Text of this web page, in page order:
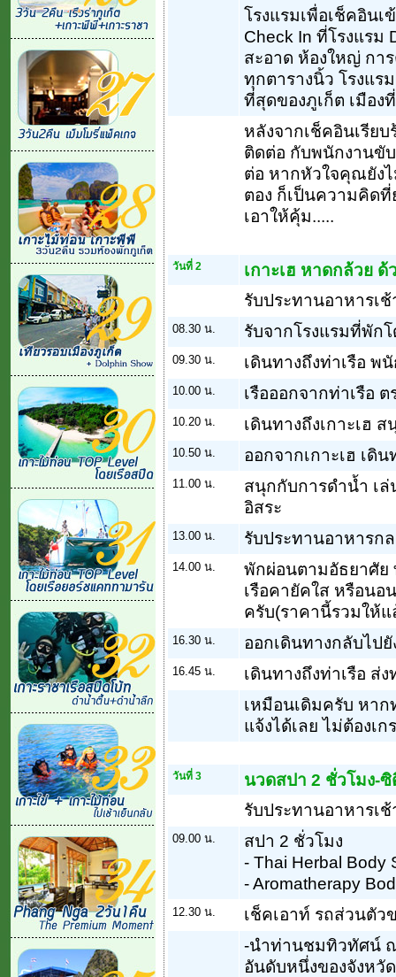
โรงแรมเพื่อเช็คอินเ
Check In ที่โรงแรม
สะอาด ห้องใหญ่ กา
ทุกตารางนิ้ว โรงแร
ที่สุดของภูเก็ต เมือง
หลังจากเช็คอินเรีย
ติดต่อ กับพนักงานขับ
ต่อ หากหัวใจคุณยัง
ตอง ก็เป็นความคิด
เอาให้คุ้ม.....
วันที่ 2
เกาะเฮ หาดกล้วย ด้
รับประทานอาหารเ
08.30 น. รับจากโรงแรมที่พัก
09.30 น. เดินทางถึงท่าเรือ พ
10.00 น. เรือออกจากท่าเรือ ต
10.20 น. เดินทางถึงเกาะเฮ
10.50 น. ออกจากเกาะเฮ เดิ
11.00 น.
สนุกกับการดำน้ำ เล่
อิสระ
13.00 น. รับประทานอาหารก
14.00 น.
พักผ่อนตามอัธยาศัย
เรือคายัคใส หรือนอ
ครับ(ราคานี้รวมให้แ
16.30 น. ออกเดินทางกลับไปยั
16.45 น.
เดินทางถึงท่าเรือ ส่
เหมือนเดิมครับ หา
แจ้งได้เลย ไม่ต้องเก
วันที่ 3
นวดสปา 2 ชั่วโมง-
รับประทานอาหารเ
09.00 น.
สปา 2 ชั่วโมง
- Thai Herbal Body
- Aromatherapy
12.30 น.
เช็คเอาท์ รถส่วนตัว
-นำท่านชมทิวทัศน์
อันดับหนึ่งของจังหวั